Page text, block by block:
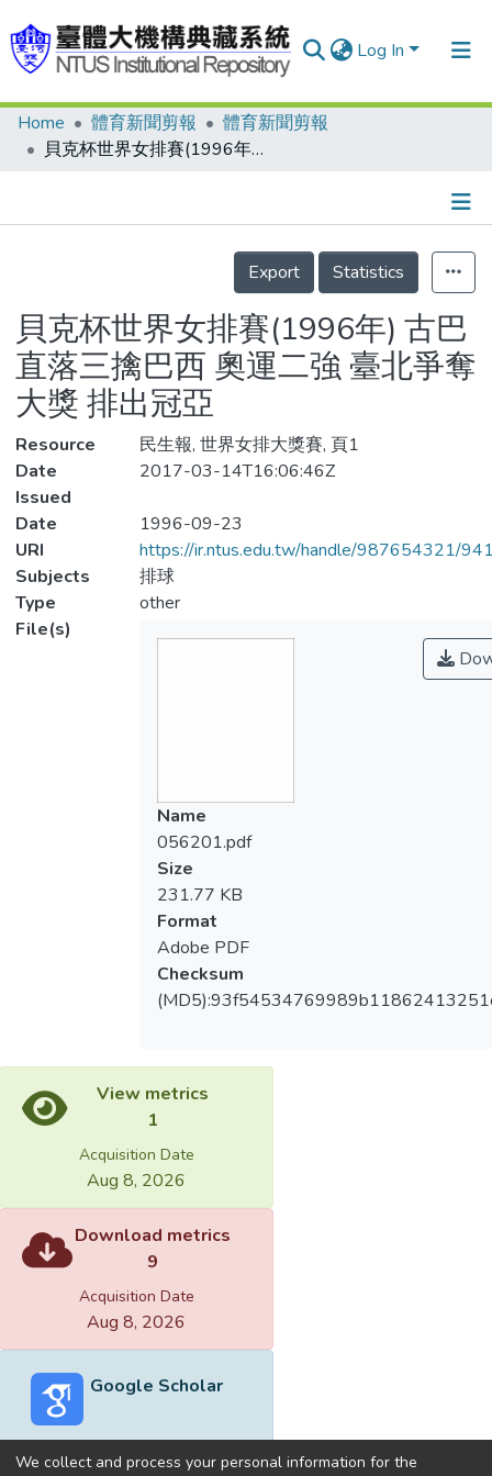
Log In
Communities & Collections
Statistics
Home 體育新聞剪報
體育新聞剪報
貝克杯世界女排賽(1996年) 古巴直落三擒巴西 奧運二強 臺北爭奪大獎 排出冠亞
Details
Export
Statistics
貝克杯世界女排賽(1996年) 古巴
直落三擒巴西 奧運二強 臺北爭奪
大獎 排出冠亞
Resource
民生報, 世界女排大獎賽, 頁1
Date
Issued
2017-03-14T16:06:46Z
Date
1996-09-23
URI
https://ir.ntus.edu.tw/handle/987654321/
Subjects
排球
Type
other
File(s)
Name
056201.pdf
Size
231.77 KB
Format
Adobe PDF
Checksum
View metrics
1
Acquisition Date
Aug 8, 2026
Download metrics
9
Acquisition Date
Aug 8, 2026
Google Scholar
We collect and process your personal information for the